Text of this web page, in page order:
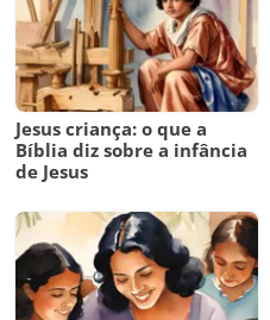
Jesus criança: o que a
Bíblia diz sobre a infância
de Jesus